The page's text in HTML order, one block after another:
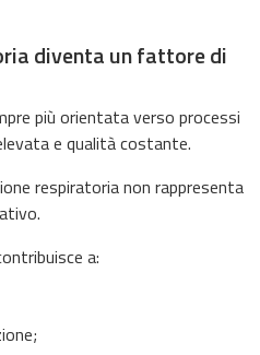
diventa un fattore di
più orientata verso processi
e qualità costante.
respiratoria non rappresenta
a: